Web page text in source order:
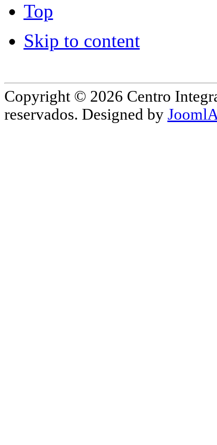
Top
Skip to content
Copyright © 2026 Centro
reservados. Designed by